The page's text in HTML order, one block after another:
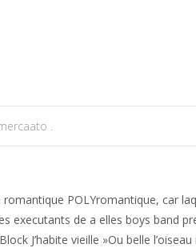
.
POLYromantique, car
executants de a elles boys band
J’habite vieille »Ou belle